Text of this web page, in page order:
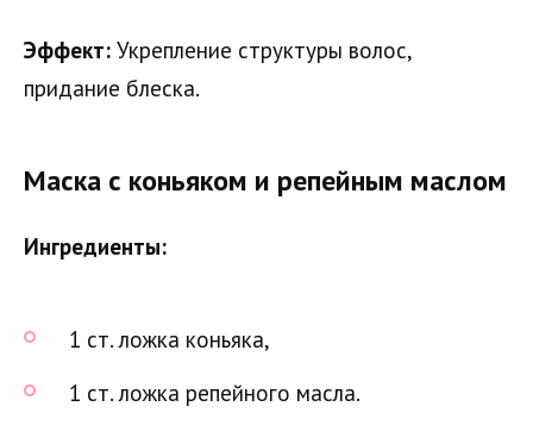
Эффект: Укрепление структуры волос,
придание блеска.
Маска с коньяком и репейным маслом
Ингредиенты:
1 ст. ложка коньяка,
1 ст. ложка репейного масла.